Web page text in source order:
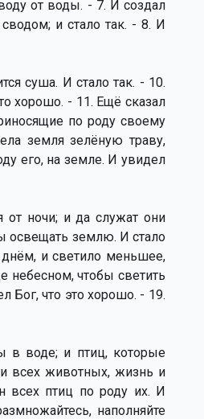
от воды. - 7. И создал
и стало так. - 8. И
суша. И стало так. - 10.
хорошо. - 11. Ещё сказал
по роду своему
земля зелёную траву,
его, на земле. И увидел
от ночи; и да служат они
освещать землю. И стало
днём, и светило меньшее,
небесном, чтобы светить
Бог, что это хорошо. - 19.
в воде; и птиц, которые
всех животных, жизнь и
всех птиц по роду их. И
наполняйте